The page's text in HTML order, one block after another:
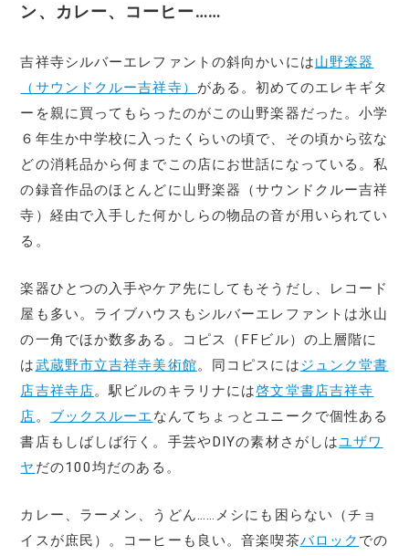
ン、カレー、コーヒー……
吉祥寺シルバーエレファントの斜向かいには山野楽器
（サウンドクルー吉祥寺） がある。初めてのエレキギタ
ーを親に買ってもらったのがこの山野楽器だった。小学
６年生か中学校に入ったくらいの頃で、その頃から弦な
どの消耗品から何までこの店にお世話になっている。私
の録音作品のほとんどに山野楽器（サウンドクルー吉祥
寺）経由で入手した何かしらの物品の音が用いられてい
る。
楽器ひとつの入手やケア先にしてもそうだし、レコード
屋も多い。ライブハウスもシルバーエレファントは氷山
の一角でほか数多ある。コピス（FFビル）の上層階に
は武蔵野市立吉祥寺美術館。同コピスにはジュンク堂書
店吉祥寺店。駅ビルのキラリナには啓文堂書店吉祥寺
店。 ブックスルーエ なんてちょっとユニークで個性ある
書店もしばしば行く。手芸やDIYの素材さがしはユザワ
ヤ だの100均だのある。
カレー、ラーメン、うどん……メシにも困らない（チョ
イスが庶民）。コーヒーも良い。音楽喫茶バロック での